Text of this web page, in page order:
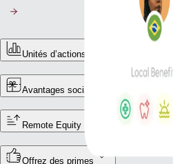
Unités d’actions restreintes (RSU)
Avantages sociaux pour les freelances
Remote Equity
Offrez des primes